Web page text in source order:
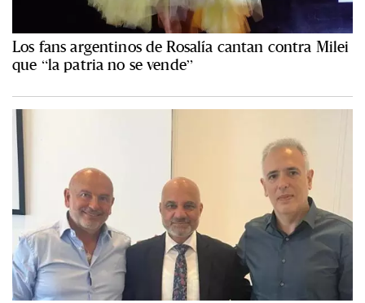
Los fans argentinos de Rosalía cantan contra Milei
que “la patria no se vende”